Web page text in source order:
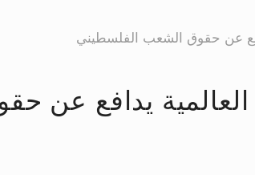
المؤمنين أيده الله والمكتب
عن حقوق الشعب الفلسطيني
العالمية يدافع عن